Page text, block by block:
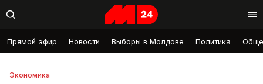
Прямой эфир Новости Выборы в Молдове Политика
Экономика